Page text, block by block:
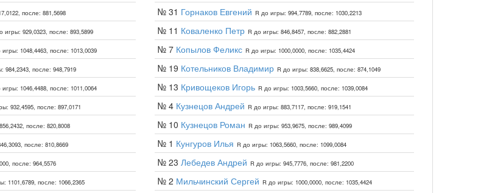
после: 881,5698
игры: 929,0323, после: 893,5899
1048,4463, после: 1013,0039
984,2343, после: 948,7919
1046,4488, после: 1011,0064
932,4595, после: 897,0171
после: 820,8008
после: 810,8669
после: 964,5576
1101,6789, после: 1066,2365
№ 31 Горнаков Евгений R до игры: 994,7789, после: 1030,2213
№ 11 Коваленко Петр R до игры: 846,8457, после: 882,2881
№ 7 Копылов Феликс R до игры: 1000,0000, после: 1035,4424
№ 19 Котельников Владимир R до игры: 838,6625, после: 874,1049
№ 13 Кривощеков Игорь R до игры: 1003,5660, после: 1039,0084
№ 4 Кузнецов Андрей R до игры: 883,7117, после: 919,1541
№ 10 Кузнецов Роман R до игры: 953,9675, после: 989,4099
№ 1 Кунгуров Илья R до игры: 1063,5660, после: 1099,0084
№ 23 Лебедев Андрей R до игры: 945,7776, после: 981,2200
№ 2 Мильчинский Сергей R до игры: 1000,0000, после: 1035,4424